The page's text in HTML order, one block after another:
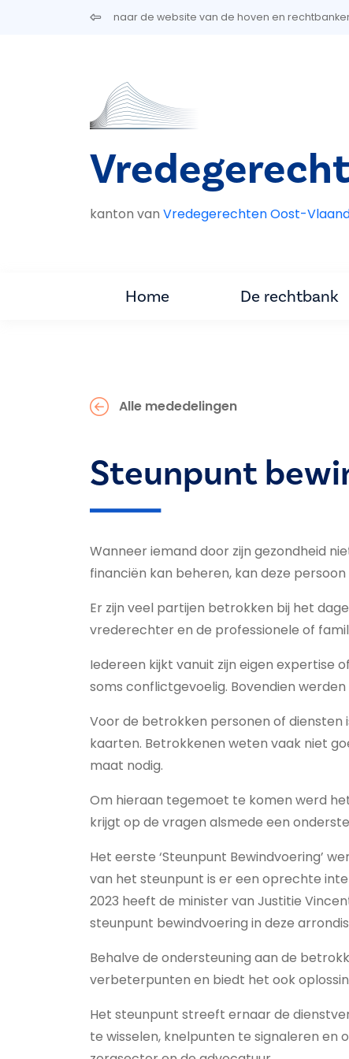
Overslaan en naar de inhoud gaan
naar de website van de hoven en
kanton van Vredegerechten Oost-
Home De rechtbank
Alle mededelingen
Steunpunt
Wanneer iemand door zijn gezondheid
financiën kan beheren, kan deze
Er zijn veel partijen betrokken bij het
vrederechter en de professionele of
Iedereen kijkt vanuit zijn eigen expertise
soms conflictgevoelig. Bovendien
Voor de betrokken personen of diensten
kaarten. Betrokkenen weten vaak niet
maat nodig.
Om hieraan tegemoet te komen werd
krijgt op de vragen alsmede een
Het eerste ‘Steunpunt Bewindvoering’
van het steunpunt is er een oprechte
2023 heeft de minister van Justitie
steunpunt bewindvoering in deze
Behalve de ondersteuning aan de
verbeterpunten en biedt het ook
Het steunpunt streeft ernaar de
te wisselen, knelpunten te signaleren en